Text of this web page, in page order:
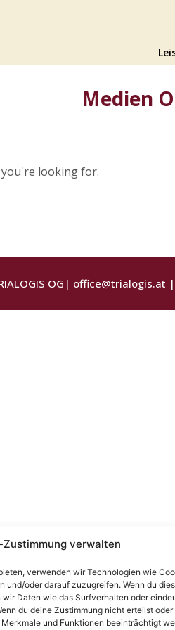
Zustimmung verwalten
verwenden wir Technologien wie
und/oder darauf zuzugreifen. Wenn du
Daten wie das Surfverhalten oder
du deine Zustimmung nicht erteilst oder
und Funktionen beeinträchtigt
Medien
looking for.
OG| office@trialogis.at